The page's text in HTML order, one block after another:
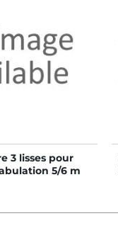
3 lisses pour
5/6 m